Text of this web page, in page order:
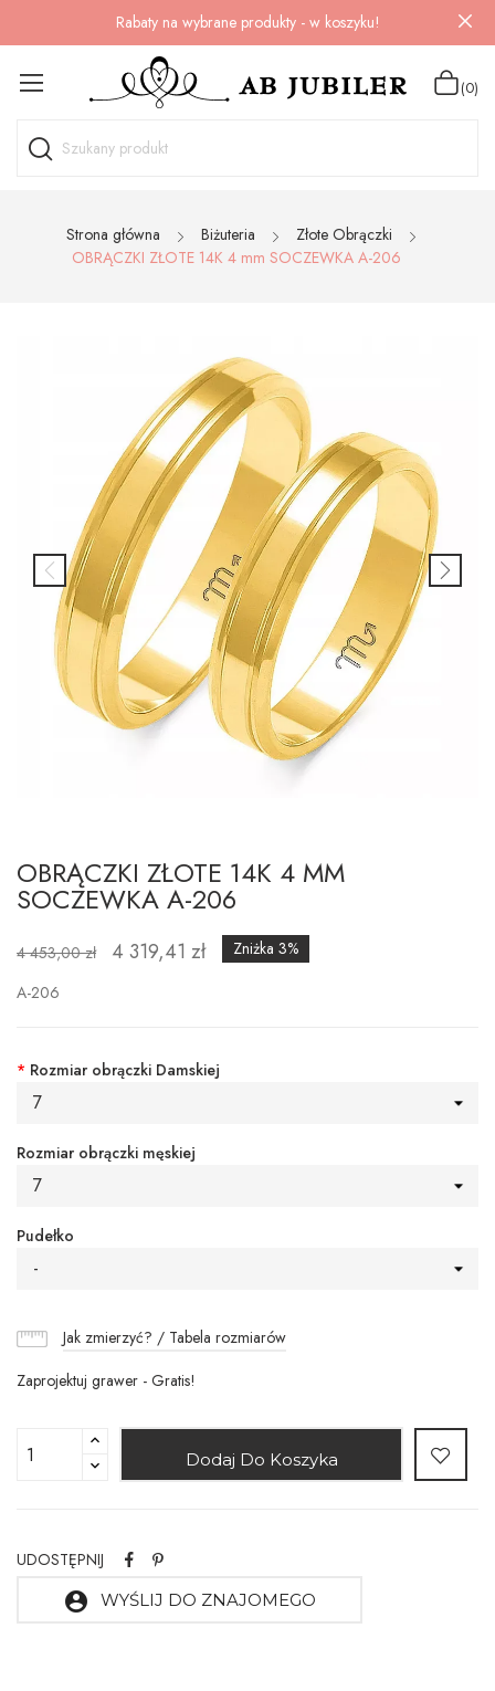
Rabaty na wybrane produkty - w koszyku!
(0)
Strona główna Biżuteria
Złote Obrączki
OBRĄCZKI ZŁOTE 14K 4 mm SOCZEWKA A-206
OBRĄCZKI ZŁOTE 14K 4 MM
SOCZEWKA A-206
4 453,00 zł 4 319,41 zł
Zniżka 3%
A-206
* Rozmiar obrączki Damskiej
7
Rozmiar obrączki męskiej
7
Pudełko
-
Jak zmierzyć? / Tabela rozmiarów
Zaprojektuj grawer - Gratis!
Dodaj Do Koszyka
UDOSTĘPNIJ
account_circle WYŚLIJ DO ZNAJOMEGO